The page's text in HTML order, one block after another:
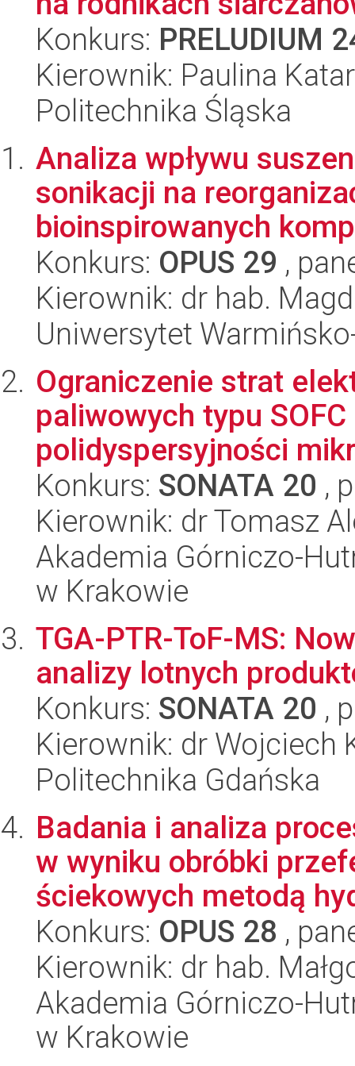
Konkurs: PRELUDIUM
Kierownik: Paulina
Politechnika Śląska
Analiza wpływu
sonikacji na
bioinspirowanych
Konkurs: OPUS 29 ,
Kierownik: dr hab.
Uniwersytet
Ograniczenie strat
paliwowych typu
polidyspersyjności
Konkurs: SONATA 20 ,
Kierownik: dr Tomasz
Akademia Górniczo-
w Krakowie
TGA-PTR-ToF-MS:
analizy lotnych
Konkurs: SONATA 20 ,
Kierownik: dr Wojciech
Politechnika Gdańska
Badania i analiza
w wyniku obróbki
ściekowych metodą
Konkurs: OPUS 28 ,
Kierownik: dr hab.
Akademia Górniczo-
w Krakowie